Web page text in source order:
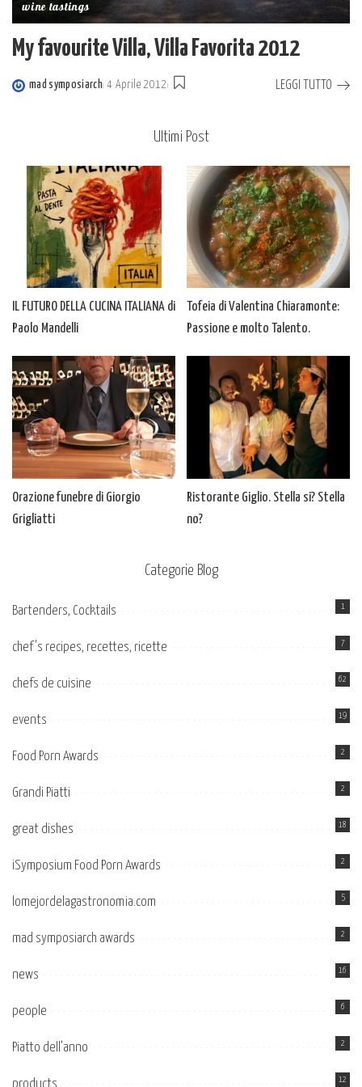
wine tastings
My favourite Villa, Villa Favorita 2012
Posted
mad symposiarch 4 Aprile 2012 LEGGI TUTTO
Ultimi Post
IL FUTURO DELLA CUCINA ITALIANA di
Paolo Mandelli
Tofeia di Valentina Chiaramonte:
Passione e molto Talento.
Orazione funebre di Giorgio
Grigliatti
Ristorante Giglio. Stella si? Stella
no?
Categorie Blog
Bartenders, Cocktails 1
chef's recipes, recettes, ricette 7
chefs de cuisine 62
events 19
Food Porn Awards 2
Grandi Piatti 2
great dishes 18
iSymposium Food Porn Awards 2
lomejordelagastronomia.com 5
mad symposiarch awards 2
news 16
people 6
Piatto dell’anno 2
products 12